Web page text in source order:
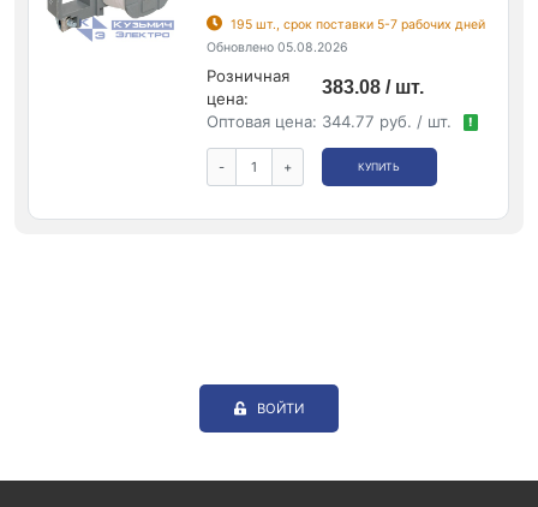
195 шт., срок поставки 5-7 рабочих дней
Обновлено 05.08.2026
Розничная
цена:
383.08 / шт.
Оптовая цена: 344.77 руб. / шт. !
- + КУПИТЬ
ВОЙТИ